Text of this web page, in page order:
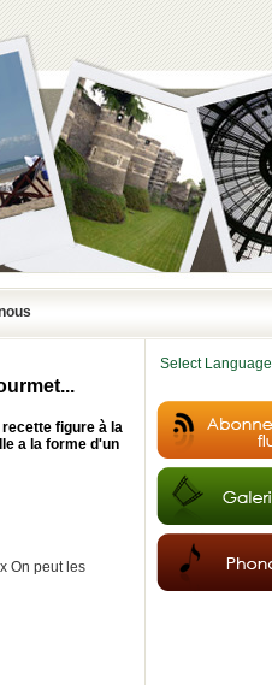
figure à la
a la forme d'un
On peut les
Select Language